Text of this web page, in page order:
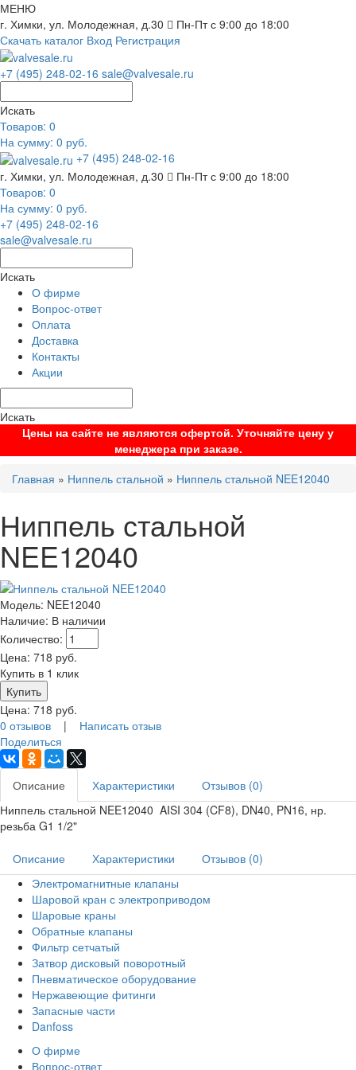
МЕНЮ
г. Химки, ул. Молодежная, д.30
Пн-Пт с 9:00 до 18:00
Скачать каталог Вход Регистрация
+7 (495) 248-02-16 sale@valvesale.ru
Искать
Товаров: 0
На сумму: 0 руб.
+7 (495) 248-02-16
г. Химки, ул. Молодежная, д.30
Пн-Пт с 9:00 до 18:00
Товаров: 0
На сумму: 0 руб.
+7 (495) 248-02-16
sale@valvesale.ru
Искать
О фирме
Вопрос-ответ
Оплата
Доставка
Контакты
Акции
Искать
Цены на сайте не являются офертой. Уточняйте цену у
менеджера при заказе.
Главная » Ниппель стальной » Ниппель стальной NEE12040
Ниппель стальной
NEE12040
Модель: NEE12040
Наличие: В наличии
Количество:
Цена: 718 руб.
Купить в 1 клик
Цена: 718 руб.
0 отзывов | Написать отзыв
Поделиться
Описание Характеристики
Отзывов (0)
Ниппель стальной NEE12040 AISI 304 (CF8), DN40, PN16, нр.
резьба G1 1/2"
Описание Характеристики
Отзывов (0)
Электромагнитные клапаны
Шаровой кран с электроприводом
Шаровые краны
Обратные клапаны
Фильтр сетчатый
Затвор дисковый поворотный
Пневматическое оборудование
Нержавеющие фитинги
Запасные части
Danfoss
О фирме
Вопрос-ответ